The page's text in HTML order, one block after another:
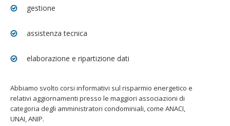
gestione
assistenza tecnica
elaborazione e ripartizione dati
Abbiamo svolto corsi informativi sul risparmio energetico e
relativi aggiornamenti presso le maggiori associazioni di
categoria degli amministratori condominiali, come ANACI,
UNAI, ANIP.